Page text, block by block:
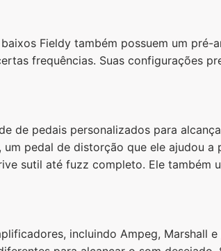
Fieldy também possuem um
frequências. Suas configurações
de pedais personalizados para
pedal de distorção que ele ajudou
sutil até fuzz completo. Ele também
incluindo Ampeg, Marshall